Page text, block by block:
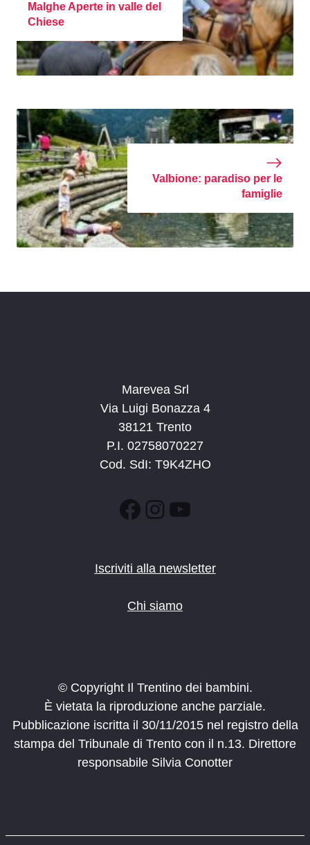
Malghe Aperte in valle del
Chiese
Valbione: paradiso per le
famiglie
Marevea Srl
Via Luigi Bonazza 4
38121 Trento
P.I. 02758070227
Cod. SdI: T9K4ZHO
Facebook
Instagram
YouTube
Iscriviti alla newsletter
Chi siamo
© Copyright Il Trentino dei bambini.
È vietata la riproduzione anche parziale.
Pubblicazione iscritta il 30/11/2015 nel registro della
stampa del Tribunale di Trento con il n.13. Direttore
responsabile Silvia Conotter